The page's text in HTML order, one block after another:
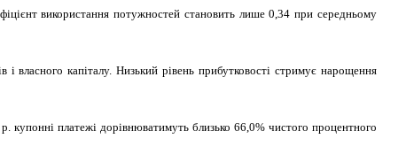
використання потужностей становить лише 0,34 при середньому
і власного капіталу. Низький рівень прибутковості стримує нарощення
купонні платежі дорівнюватимуть близько 66,0% чистого процентного